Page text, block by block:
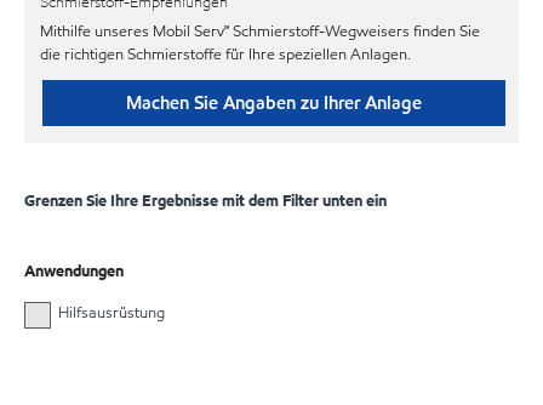
Mithilfe unseres Mobil Serv℠ Schmierstoff-Wegweisers finden Sie
die richtigen Schmierstoffe für Ihre speziellen Anlagen.
Machen Sie Angaben zu Ihrer Anlage
Grenzen Sie Ihre Ergebnisse mit dem Filter unten ein
Anwendungen
Hilfsausrüstung